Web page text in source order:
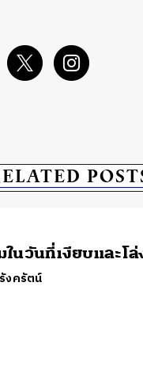
ในวันที่เงียบและโ
งครัตน์